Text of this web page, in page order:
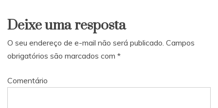
Deixe uma resposta
O seu endereço de e-mail não será publicado. Campos
obrigatórios são marcados com *
Comentário